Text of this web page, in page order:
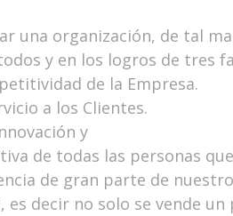
una organización, de tal
y en los logros de tres
de la Empresa.
a los Clientes.
y
de todas las personas
de gran parte de
es decir no solo se vende